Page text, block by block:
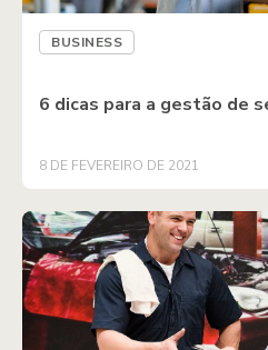
BUSINESS
6 dicas para a gestão de
8 DE FEVEREIRO DE 2021